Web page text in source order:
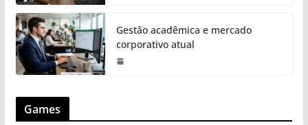
Gestão acadêmica e mercado
corporativo atual
Games